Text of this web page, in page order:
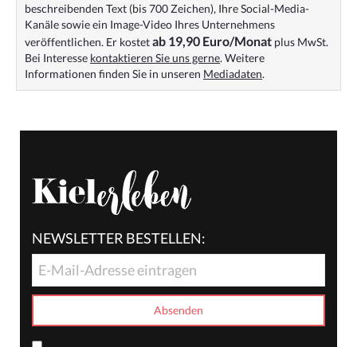
beschreibenden Text (bis 700 Zeichen), Ihre Social-Media-
Kanäle sowie ein Image-Video Ihres Unternehmens
veröffentlichen. Er kostetab 19,90 Euro/Monat plus MwSt.
Bei Interesse kontaktieren Sie uns gerne. Weitere
Informationen finden Sie in unseren Mediadaten.
NEWSLETTER BESTELLEN: